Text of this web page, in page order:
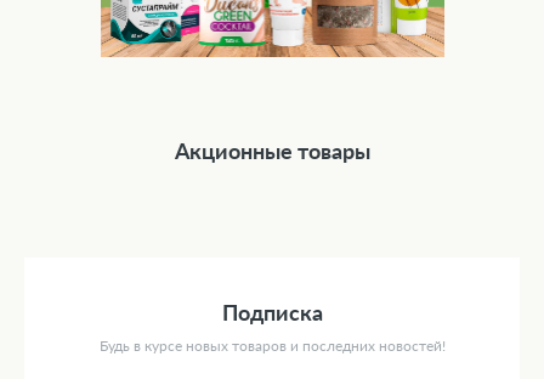
Акционные товары
Подписка
Будь в курсе новых товаров и последних новостей!